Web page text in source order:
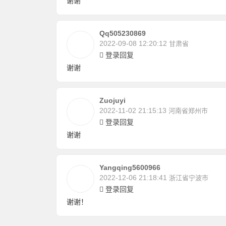
Qq505230869
2022-09-08 12:20:12 甘肃省
登录回复
谢谢
Zuojuyi
2022-11-02 21:15:13 河南省郑州市
登录回复
谢谢
Yangqing5600966
2022-12-06 21:18:41 浙江省宁波市
登录回复
谢谢！